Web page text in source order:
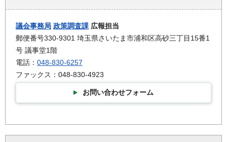
議会事務局 政策調査課 広報担当
郵便番号330-9301 埼玉県さいたま市浦和区高砂三丁目15番1
号 議事堂1階
電話： 048-830-6257
ファックス：048-830-4923
お問い合わせフォーム